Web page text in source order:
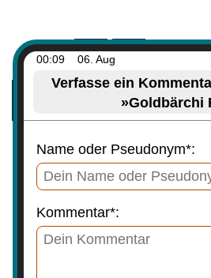
00:09 06. Aug
Verfasse ein
»Goldbärchi
Name oder Pseudonym*:
Kommentar*: